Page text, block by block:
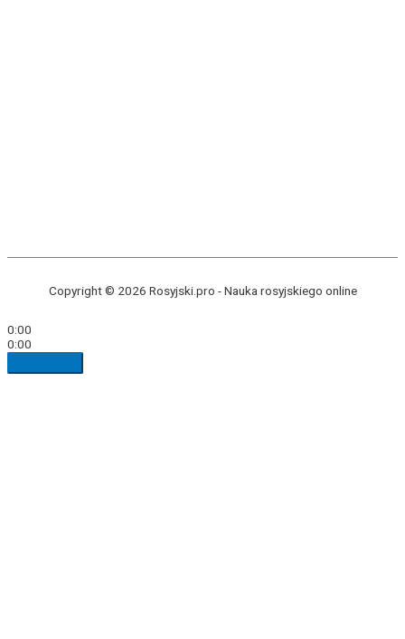
Copyright © 2026 Rosyjski.pro -Nauka rosyjskiego online
0:00
0:00